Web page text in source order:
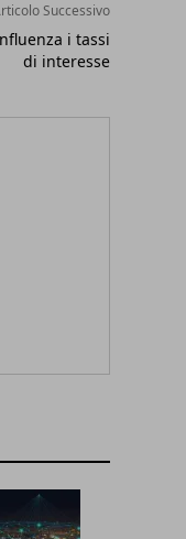
Successivo
i tassi
di interesse